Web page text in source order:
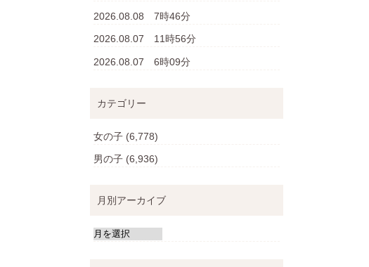
2026.08.08 7時46分
2026.08.07 11時56分
2026.08.07 6時09分
カテゴリー
女の子 (6,778)
男の子 (6,936)
月別アーカイブ